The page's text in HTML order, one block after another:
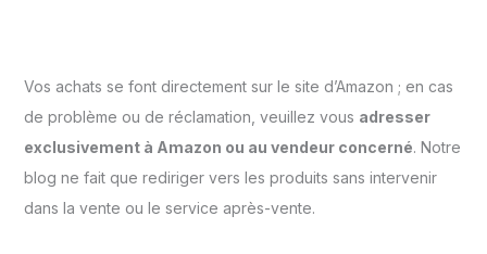
Vos achats se font directement sur le site d’Amazon ; en cas
de problème ou de réclamation, veuillez vous adresser
exclusivement à Amazon ou au vendeur concerné. Notre
blog ne fait que rediriger vers les produits sans intervenir
dans la vente ou le service après-vente.